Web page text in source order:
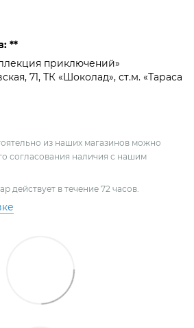
**
приключений»
71, ТК «Шоколад», ст.м. «Тараса
из наших магазинов можно
согласования наличия с нашим
действует в течение 72 часов.